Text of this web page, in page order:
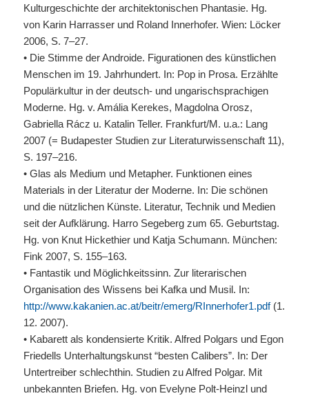
Kulturgeschichte der architektonischen Phantasie. Hg.
von Karin Harrasser und Roland Innerhofer. Wien: Löcker
2006, S. 7–27.
• Die Stimme der Androide. Figurationen des künstlichen
Menschen im 19. Jahrhundert. In: Pop in Prosa. Erzählte
Populärkultur in der deutsch- und ungarischsprachigen
Moderne. Hg. v. Amália Kerekes, Magdolna Orosz,
Gabriella Rácz u. Katalin Teller. Frankfurt/M. u.a.: Lang
2007 (= Budapester Studien zur Literaturwissenschaft 11),
S. 197–216.
• Glas als Medium und Metapher. Funktionen eines
Materials in der Literatur der Moderne. In: Die schönen
und die nützlichen Künste. Literatur, Technik und Medien
seit der Aufklärung. Harro Segeberg zum 65. Geburtstag.
Hg. von Knut Hickethier und Katja Schumann. München:
Fink 2007, S. 155–163.
• Fantastik und Möglichkeitssinn. Zur literarischen
Organisation des Wissens bei Kafka und Musil. In:
http://www.kakanien.ac.at/beitr/emerg/RInnerhofer1.pdf(1.
12. 2007).
• Kabarett als kondensierte Kritik. Alfred Polgars und Egon
Friedells Unterhaltungskunst “besten Calibers”. In: Der
Untertreiber schlechthin. Studien zu Alfred Polgar. Mit
unbekannten Briefen. Hg. von Evelyne Polt-Heinzl und